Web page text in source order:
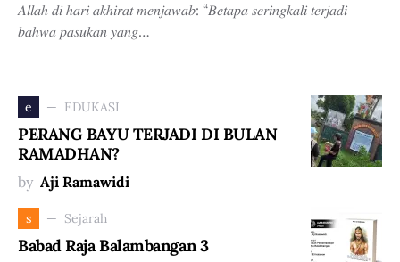
𝐴𝑙𝑙𝑎ℎ 𝑑𝑖 ℎ𝑎𝑟𝑖 𝑎𝑘ℎ𝑖𝑟𝑎𝑡 𝑚𝑒𝑛𝑗𝑎𝑤𝑎𝑏: “𝐵𝑒𝑡𝑎𝑝𝑎 𝑠𝑒𝑟𝑖𝑛𝑔𝑘𝑎𝑙𝑖 𝑡𝑒𝑟𝑗𝑎𝑑𝑖
𝑏𝑎ℎ𝑤𝑎 𝑝𝑎𝑠𝑢𝑘𝑎𝑛 𝑦𝑎𝑛𝑔…
e EDUKASI
PERANG BAYU TERJADI DI BULAN
RAMADHAN?
by Aji Ramawidi
s Sejarah
Babad Raja Balambangan 3